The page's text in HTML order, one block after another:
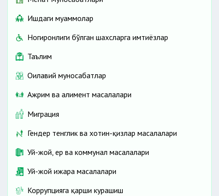
Ишдаги муаммолар
Ногиронлиги бўлган шахсларга имтиёзлар
Таълим
Оилавий муносабатлар
Ажрим ва алимент масалалари
Миграция
Гендер тенглик ва хотин-қизлар масалалари
Уй-жой, ер ва коммунал масалалари
Уй-жой ижара масалалари
Коррупцияга қарши курашиш